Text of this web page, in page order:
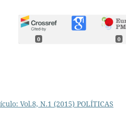
0 0
Vol.8, N.1 (2015) POLÍTICAS